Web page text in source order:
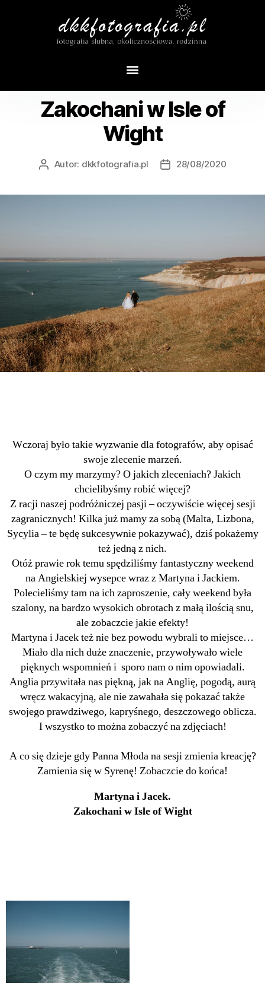
Zakochani w Isle of
Wight
Autor: dkkfotografia.pl 28/08/2020
Wczoraj było takie wyzwanie dla fotografów, aby opisać
swoje zlecenie marzeń.
O czym my marzymy? O jakich zleceniach? Jakich
chcielibyśmy robić więcej?
Z racji naszej podróżniczej pasji – oczywiście więcej sesji
zagranicznych! Kilka już mamy za sobą (Malta, Lizbona,
Sycylia – te będę sukcesywnie pokazywać), dziś pokażemy
też jedną z nich.
Otóż prawie rok temu spędziliśmy fantastyczny weekend
na Angielskiej wysepce wraz z Martyna i Jackiem.
Polecieliśmy tam na ich zaproszenie, cały weekend była
szalony, na bardzo wysokich obrotach z małą ilością snu,
ale zobaczcie jakie efekty!
Martyna i Jacek też nie bez powodu wybrali to miejsce…
Miało dla nich duże znaczenie, przywoływało wiele
pięknych wspomnień i sporo nam o nim opowiadali.
Anglia przywitała nas piękną, jak na Anglię, pogodą, aurą
wręcz wakacyjną, ale nie zawahała się pokazać także
swojego prawdziwego, kapryśnego, deszczowego oblicza.
I wszystko to można zobaczyć na zdjęciach!
A co się dzieje gdy Panna Młoda na sesji zmienia kreację?
Zamienia się w Syrenę! Zobaczcie do końca!
Martyna i Jacek.
Zakochani w Isle of Wight